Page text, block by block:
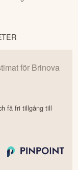
för Brinova
få fri tillgång till